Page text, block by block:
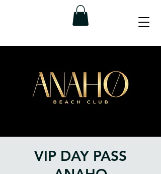
VIP DAY PASS